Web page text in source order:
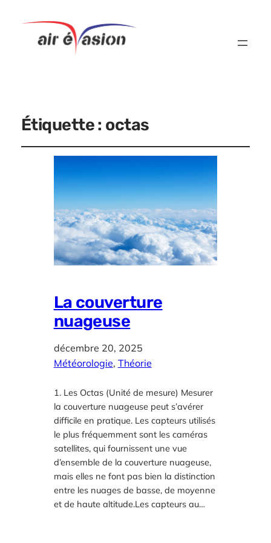
Étiquette : octas
La couverture
nuageuse
décembre 20, 2025
Météorologie, Théorie
1. Les Octas (Unité de mesure) Mesurer
la couverture nuageuse peut s’avérer
difficile en pratique. Les capteurs utilisés
le plus fréquemment sont les caméras
satellites, qui fournissent une vue
d’ensemble de la couverture nuageuse,
mais elles ne font pas bien la distinction
entre les nuages de basse, de moyenne
et de haute altitude.Les capteurs au…